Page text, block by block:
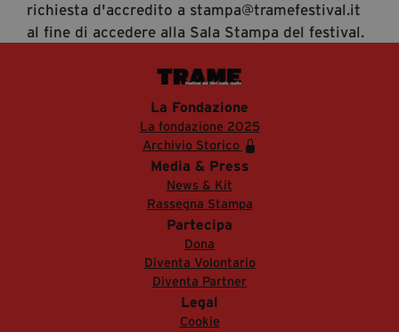
richiesta d'accredito a stampa@tramefestival.it
al fine di accedere alla Sala Stampa del festival.
La Fondazione
La fondazione 2025
Archivio Storico
Media & Press
News & Kit
Rassegna Stampa
Partecipa
Dona
Diventa Volontario
Diventa Partner
Legal
Cookie